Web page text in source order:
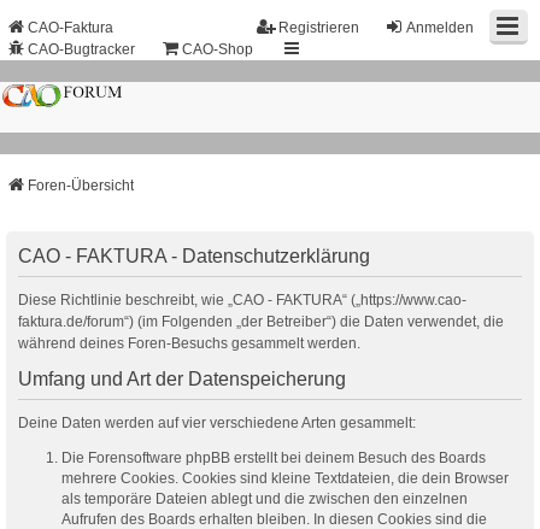
Anmelden
Registrieren
CAO-Faktura
CAO-Bugtracker
CAO-Shop
Foren-Übersicht
CAO - FAKTURA - Datenschutzerklärung
Diese Richtlinie beschreibt, wie „CAO - FAKTURA“ („https://www.cao-
faktura.de/forum“) (im Folgenden „der Betreiber“) die Daten verwendet, die
während deines Foren-Besuchs gesammelt werden.
Umfang und Art der Datenspeicherung
Deine Daten werden auf vier verschiedene Arten gesammelt:
Die Forensoftware phpBB erstellt bei deinem Besuch des Boards
mehrere Cookies. Cookies sind kleine Textdateien, die dein Browser
als temporäre Dateien ablegt und die zwischen den einzelnen
Aufrufen des Boards erhalten bleiben. In diesen Cookies sind die